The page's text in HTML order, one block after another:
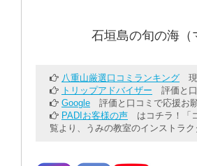
石垣島の旬の海（
八重山厳選口コミランキング 現
トリップアドバイザー 評価と口
Google 評価と口コミで応援お
PADIお客様の声 はコチラ！「
覧より、うみの教室のインストラ